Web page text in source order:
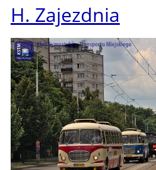
H. Zajezdnia